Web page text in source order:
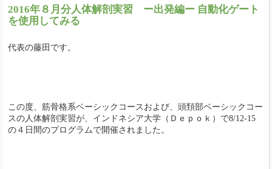
2016年８月分人体解剖実習 ー出発編ー 自動化ゲート
を使用してみる
代表の藤田です。
この度、筋骨格系ベーシックコースおよび、頭頚部ベーシックコー
スの人体解剖実習が、インドネシア大学（Ｄｅｐｏｋ）で8/12-15
の４日間のプログラムで開催されました。